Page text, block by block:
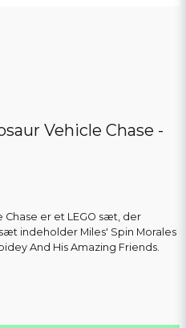
Vehicle Chase -
Chase er et LEGO sæt, der
indeholder Miles' Spin Morales
And His Amazing Friends.